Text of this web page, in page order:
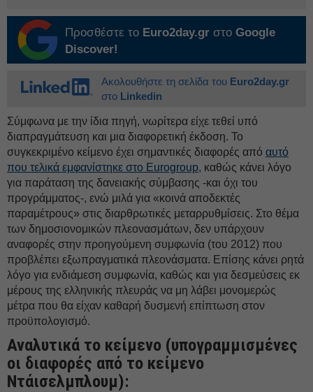
Προσθέστε το Euro2day.gr στο Google
Discover!
Ακολουθήστε τη σελίδα του Euro2day.gr
στο Linkedin
Σύμφωνα με την ίδια πηγή, νωρίτερα είχε τεθεί υπό
διαπραγμάτευση και μια διαφορετική έκδοση. Το
συγκεκριμένο κείμενο έχει σημαντικές διαφορές από αυτό
που τελικά εμφανίστηκε στο Εurogroup, καθώς κάνει λόγο
για παράταση της δανειακής σύμβασης -και όχι του
προγράμματος-, ενώ μιλά για «κοινά αποδεκτές
παραμέτρους» στις διαρθρωτικές μεταρρυθμίσεις. Στο θέμα
των δημοσιονομικών πλεονασμάτων, δεν υπάρχουν
αναφορές στην προηγούμενη συμφωνία (του 2012) που
προβλέπει εξωπραγματικά πλεονάσματα. Επίσης κάνει ρητά
λόγο για ενδιάμεση συμφωνία, καθώς και για δεσμεύσεις εκ
μέρους της ελληνικής πλευράς να μη λάβει μονομερώς
μέτρα που θα είχαν καθαρή δυσμενή επίπτωση στον
προϋπολογισμό.
Αναλυτικά το κείμενο (υπογραμμισμένες
οι διαφορές από το κείμενο
Ντάισελμπλουμ):